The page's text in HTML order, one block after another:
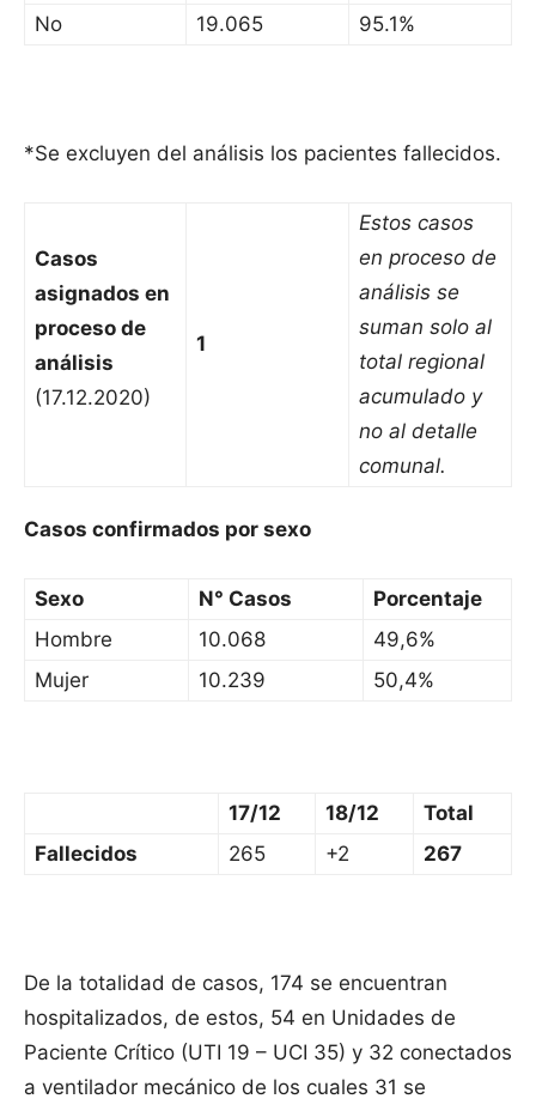
No
19.065 95.1%
*Se excluyen del análisis los pacientes fallecidos.
Casos
asignados en
proceso de
análisis
(17.12.2020)
1
Estos casos
en proceso de
análisis se
suman solo al
total regional
acumulado y
no al detalle
comunal.
Casos confirmados por sexo
Sexo N° Casos
Porcentaje
Hombre
10.068
49,6%
Mujer
10.239 50,4%
17/12 18/12
Total
Fallecidos
265 +2 267
De la totalidad de casos, 174 se encuentran
hospitalizados, de estos, 54 en Unidades de
Paciente Crítico (UTI 19 – UCI 35) y 32 conectados
a ventilador mecánico de los cuales 31 se